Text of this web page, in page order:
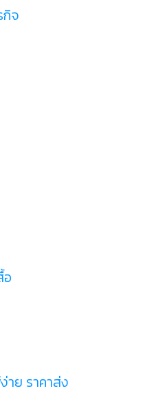
จ
อ
าย ราคาส่ง